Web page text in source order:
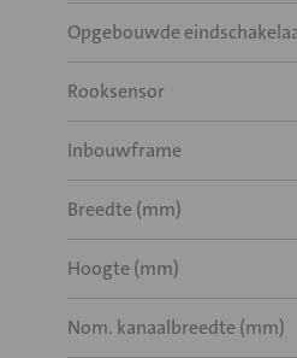
Opgebouwde
Rooksensor
Inbouwframe
Breedte (mm)
Hoogte (mm)
Nom. kanaalbreedte (mm)